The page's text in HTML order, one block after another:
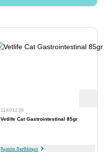
11401238
Vetlife Cat Gastrointestinal 85gr
Άμεσα διαθέσιμο